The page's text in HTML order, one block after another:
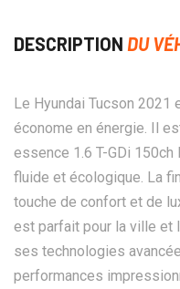
DESCRIPTION DU
Le Hyundai Tucson 2021
économe en énergie. Il
essence 1.6 T-GDi
fluide et écologique. La
touche de confort et de
est parfait pour la ville et
ses technologies
performances